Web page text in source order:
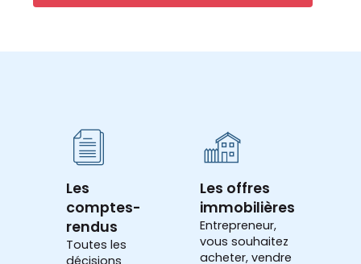
Les
comptes-
rendus
Toutes les
Les offres
immobilières
Entrepreneur,
vous souhaitez
acheter, vendre